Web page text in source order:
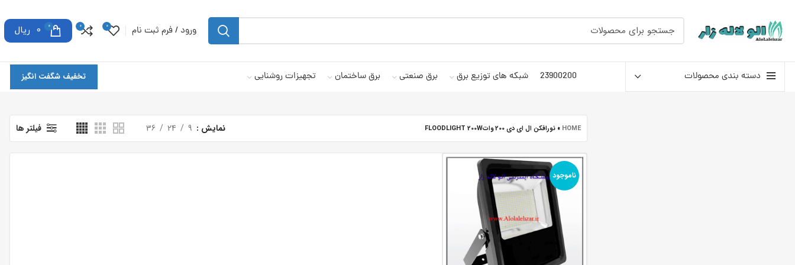
ورود / فرم ثبت نام 0
0
0
0 ریال
دسته بندی محصولات 23900200 شبکه های توزیع برق برق صنعتی برق ساختمان تجهیزات روشنایی تخفیف شگفت انگیز
HOME
» نورافکن ال ای دی 200 واتFLOODLIGHT 200W نمایش 9
24
36 فیلتر ها
ناموجود